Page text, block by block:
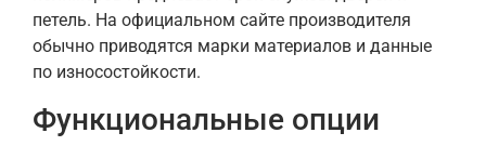
петель. На официальном сайте производителя
обычно приводятся марки материалов и данные
по износостойкости.
Функциональные опции